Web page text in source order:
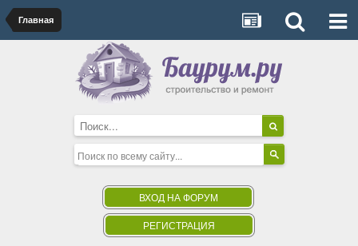
Главная
ВХОД НА ФОРУМ
РЕГИСТРАЦИЯ